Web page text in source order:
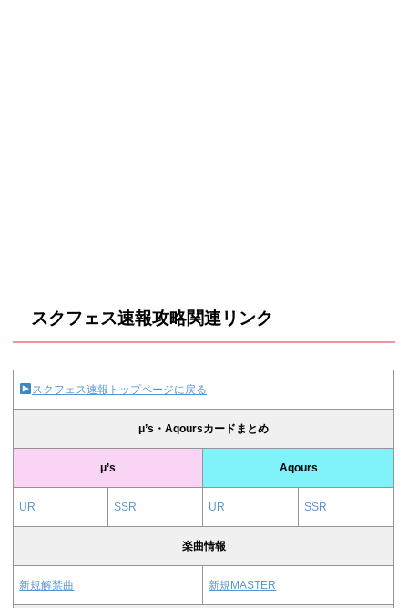
スクフェス速報攻略関連リンク
スクフェス速報トップページに戻る
μ’s・Aqoursカードまとめ
μ’s Aqours
UR SSR UR SSR
楽曲情報
新規解禁曲 新規MASTER